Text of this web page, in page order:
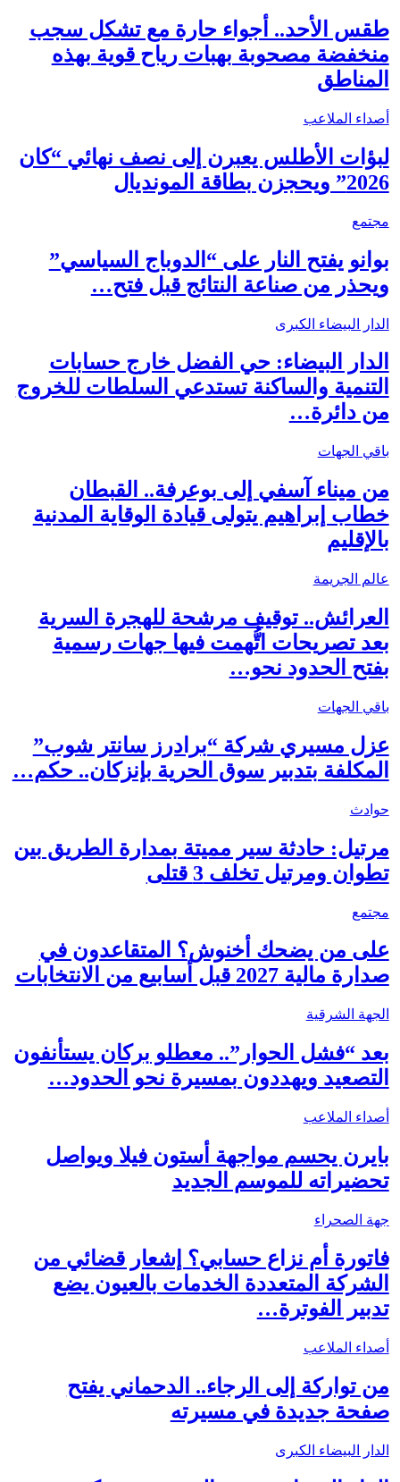
طقس الأحد.. أجواء حارة مع تشكل سجب
منخفضة مصحوبة بهبات رياح قوية بهذه
المناطق
أصداء الملاعب
لبؤات الأطلس يعبرن إلى نصف نهائي “كان
2026” ويحجزن بطاقة المونديال
مجتمع
بوانو يفتح النار على “الدوباج السياسي”
ويحذر من صناعة النتائج قبل فتح…
الدار البيضاء الكبرى
الدار البيضاء: حي الفضل خارج حسابات
التنمية والساكنة تستدعي السلطات للخروج
من دائرة…
باقي الجهات
من ميناء آسفي إلى بوعرفة.. القبطان
خطاب إبراهيم يتولى قيادة الوقاية المدنية
بالإقليم
عالم الجريمة
العرائش.. توقيف مرشحة للهجرة السرية
بعد تصريحات اتُّهمت فيها جهات رسمية
بفتح الحدود نحو…
باقي الجهات
عزل مسيري شركة “برادرز سانتر شوب”
المكلفة بتدبير سوق الحرية بإنزكان.. حكم…
حوادث
مرتيل: حادثة سير مميتة بمدارة الطريق بين
تطوان ومرتيل تخلف 3 قتلى
مجتمع
على من يضحك أخنوش؟ المتقاعدون في
صدارة مالية 2027 قبل أسابيع من الانتخابات
الجهة الشرقية
بعد “فشل الحوار”.. معطلو بركان يستأنفون
التصعيد ويهددون بمسيرة نحو الحدود…
أصداء الملاعب
بايرن يحسم مواجهة أستون فيلا ويواصل
تحضيراته للموسم الجديد
جهة الصحراء
فاتورة أم نزاع حسابي؟ إشعار قضائي من
الشركة المتعددة الخدمات بالعيون يضع
تدبير الفوترة…
أصداء الملاعب
من تواركة إلى الرجاء.. الدحماني يفتح
صفحة جديدة في مسيرته
الدار البيضاء الكبرى